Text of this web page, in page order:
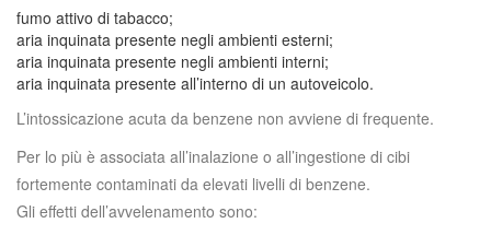
fumo attivo di tabacco;
aria inquinata presente negli ambienti esterni;
aria inquinata presente negli ambienti interni;
aria inquinata presente all’interno di un autoveicolo.
L’intossicazione acuta da benzene non avviene di frequente.
Per lo più è associata all’inalazione o all’ingestione di cibi
fortemente contaminati da elevati livelli di benzene.
Gli effetti dell’avvelenamento sono: